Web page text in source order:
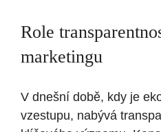
Role
marketingu
V dnešní době, kdy je
vzestupu, nabývá